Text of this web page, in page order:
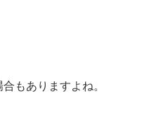
もありますよね。